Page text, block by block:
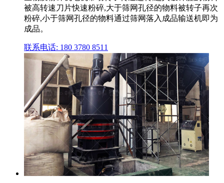
被高转速刀片快速粉碎,大于筛网孔径的物料被转子再次
粉碎,小于筛网孔径的物料通过筛网落入成品输送机即为
成品。
联系电话: 180 3780 8511